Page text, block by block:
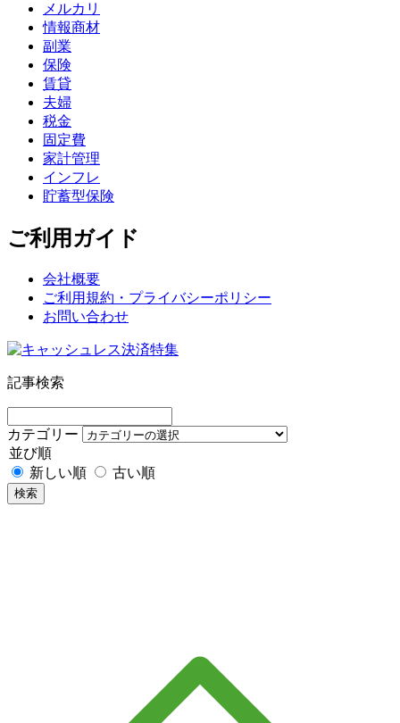
メルカリ
情報商材
副業
保険
賃貸
夫婦
税金
固定費
家計管理
インフレ
貯蓄型保険
ご利用ガイド
会社概要
ご利用規約・プライバシーポリシー
お問い合わせ
記事検索
カテゴリー
並び順
新しい順
古い順